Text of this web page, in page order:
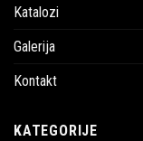
Katalozi
Galerija
Kontakt
KATEGORIJE